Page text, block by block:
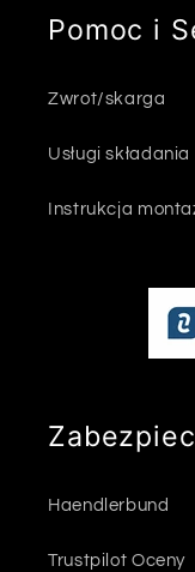
Pomoc i
Zwrot/skarga
Usługi składania
Instrukcja
Haendlerbund
Trustpilot Oceny